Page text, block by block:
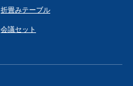
折畳みテーブル
会議セット